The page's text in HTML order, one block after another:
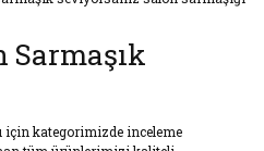
Sarmaşık
için kategorimizde inceleme